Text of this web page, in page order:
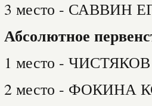
3 место - САВВИН
Абсолютное
1 место -
2 место -